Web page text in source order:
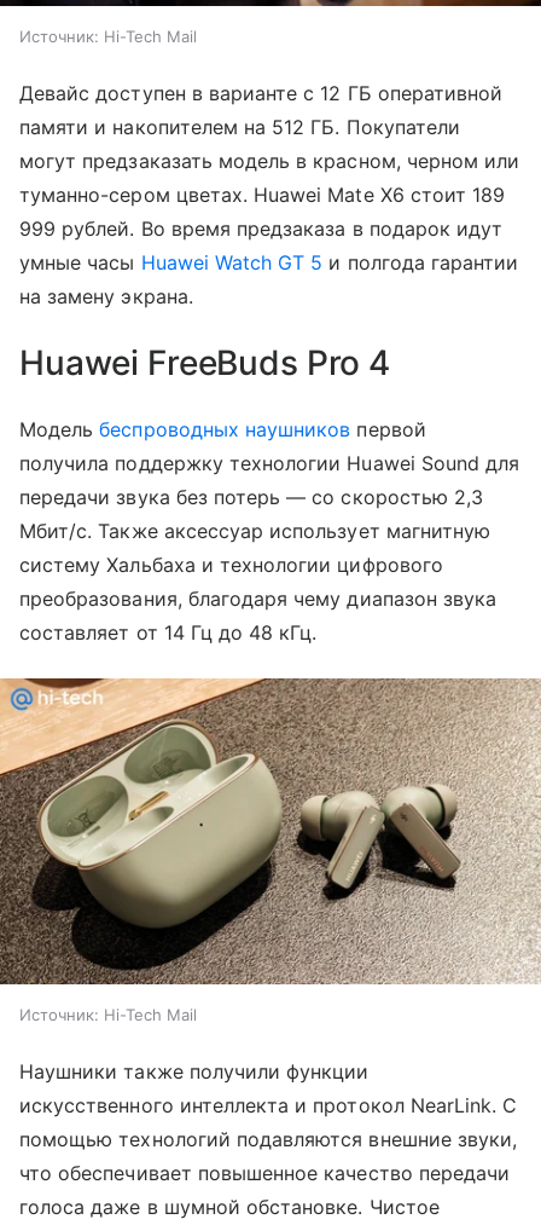
Источник: Hi-Tech Mail
Девайс доступен в варианте с 12 ГБ оперативной
памяти и накопителем на 512 ГБ. Покупатели
могут предзаказать модель в красном, черном или
туманно-сером цветах. Huawei Mate X6 стоит 189
999 рублей. Во время предзаказа в подарок идут
умные часы Huawei Watch GT 5 и полгода гарантии
на замену экрана.
Huawei FreeBuds Pro 4
Модельбеспроводных наушников первой
получила поддержку технологии Huawei Sound для
передачи звука без потерь — со скоростью 2,3
Мбит/с. Также аксессуар использует магнитную
систему Хальбаха и технологии цифрового
преобразования, благодаря чему диапазон звука
составляет от 14 Гц до 48 кГц.
Источник: Hi-Tech Mail
Наушники также получили функции
искусственного интеллекта и протокол NearLink. С
помощью технологий подавляются внешние звуки,
что обеспечивает повышенное качество передачи
голоса даже в шумной обстановке. Чистое